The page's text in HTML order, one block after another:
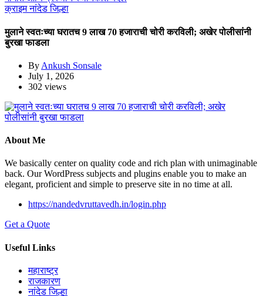
क्राइमनांदेड जिल्हा
मुलाने स्वतःच्या घरातच 9 लाख 70 हजाराची चोरी करविली; अखेर पोलीसांनी
बुरखा फाडला
By Ankush Sonsale
July 1, 2026
302 views
About Me
We basically center on quality code and rich plan with unimaginable
back. Our WordPress subjects and plugins enable you to make an
elegant, proficient and simple to preserve site in no time at all.
https://nandedvruttavedh.in/login.php
Get a Quote
Useful Links
महाराष्ट्र
राजकारण
नांदेड जिल्हा